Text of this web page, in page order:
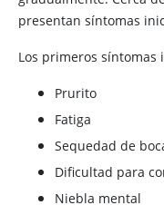
presentan síntomas
Los primeros síntomas
Prurito
Fatiga
Sequedad de
Dificultad para
Niebla mental